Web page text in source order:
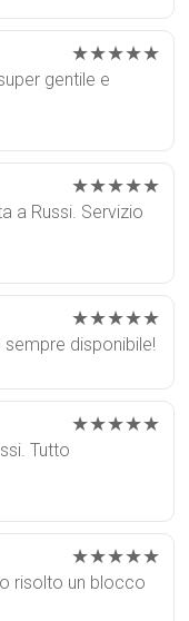
★★★★★
gentile e
★★★★★
a Russi. Servizio
★★★★★
disponibile!
★★★★★
Tutto
★★★★★
risolto un blocco